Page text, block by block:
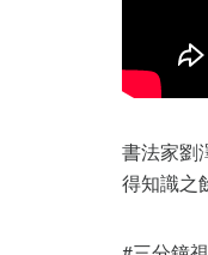
書法家劉
得知識之